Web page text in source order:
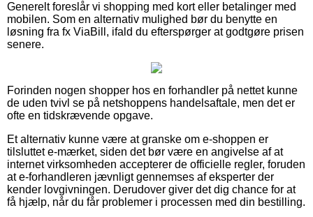
Generelt foreslår vi shopping med kort eller betalinger med
mobilen. Som en alternativ mulighed bør du benytte en
løsning fra fx ViaBill, ifald du efterspørger at godtgøre prisen
senere.
Forinden nogen shopper hos en forhandler på nettet kunne
de uden tvivl se på netshoppens handelsaftale, men det er
ofte en tidskrævende opgave.
Et alternativ kunne være at granske om e-shoppen er
tilsluttet e-mærket, siden det bør være en angivelse af at
internet virksomheden accepterer de officielle regler, foruden
at e-forhandleren jævnligt gennemses af eksperter der
kender lovgivningen. Derudover giver det dig chance for at
få hjælp, når du får problemer i processen med din bestilling.